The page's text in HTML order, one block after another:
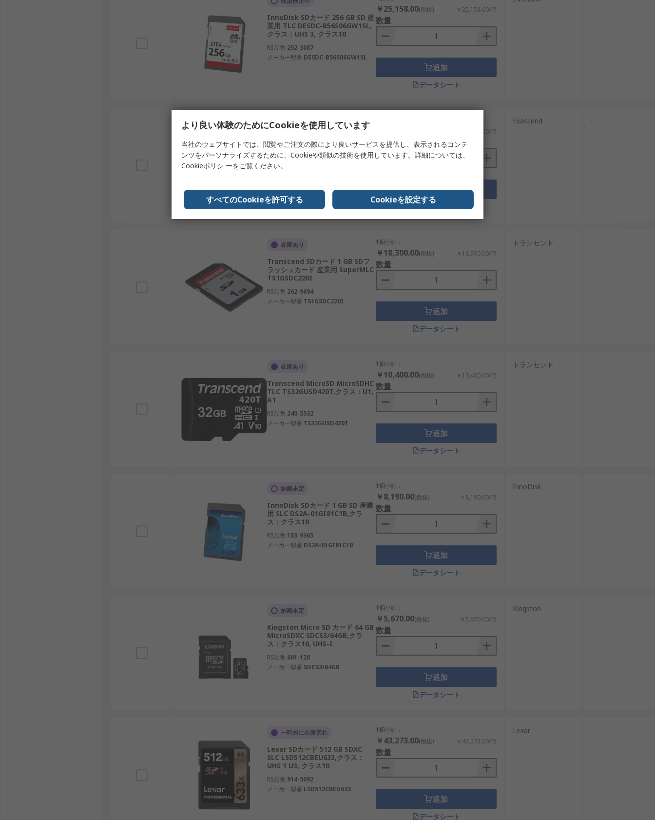
デジタルカメラ：標準SDカードは家庭用からプロフェッショナル用途まで幅広く使用されます。
スマートフォン・IoT機器：マイクロSDカードはIoTデバイスやAI搭載機器でのデータ記録に利用されます。
再生可能エネルギー設備：産業用SDカードは太陽光発電や風力発電の監視データ保存に活用されます。
交通インフラ：鉄道の監視カメラや自動改札機で使用され、日本の安全な交通運用を支えます。
Transcend：幅広い製品ラインナップを展開する台湾のメーカーです。
ATP：産業用高耐久メモリカードを提供しています。
Lexar：プロフェッショナル向けの高性能SDカードを展開しています。
Samsung：韓国の大手メーカーで、家庭用から産業用まで幅広く製品を提供しています。
SDカードは、私たちの生活や産業を支える重要なデータ保存媒体です。特に日本市場においては、半導体産業や再生可能エネルギー、交通システム、IoTの拡
大により、その需要が今後さらに増加していくと考えられます。適切なカードを選択し利用することで、安全で効率的なデータ管理が実現できます。
SDカード・マイクロSDカード用RSコンポーネントのご紹介
RSは、日本全国で使用されるSDカードの世界的なサプライヤーとして認知されています。当社は、日本の高い性能・信頼性基準を満たすマイクロSDカードを提
供しており、産業用途から革新的なプロジェクトまで対応する幅広いSDカード・マイクロSDカードを卸売価格で取り扱っています。おすすめ品や交換部品も低
InnoDisk SDカード 256 GB SD 産
業用 TLC DESDC-B56S06GW1SL,
クラス：UHS 3, クラス10
RS品番 252-3087
メーカー型番 DESDC-B56S06GW1SL
￥25,158.00(税抜) ￥25,158.00/個
数量
追加
データシート
納期未定
Exascend SDカード 512 GB SDXC
EX512GSDU1,クラス：クラス10
RS品番
メーカー型番
￥13,659.00/個
数量
追加
データシート
Exascend -
在庫あり
Transcend SDカード 1 GB SDフ
ラッシュカード 産業用 SuperMLC
TS1GSDC220I
RS品番 262-9694
メーカー型番 TS1GSDC220I
1個小計：
￥18,300.00(税抜) ￥18,300.00/個
数量
追加
データシート
トランセンド -
在庫あり
Transcend MicroSD MicroSDHC
TLC TS32GUSD420T,クラス：U1,
A1
RS品番 240-5532
メーカー型番 TS32GUSD420T
1個小計：
￥10,400.00(税抜) ￥10,400.00/個
数量
追加
データシート
トランセンド -
納期未定
InnoDisk SDカード 1 GB SD 産業
用 SLC DS2A-01GI81C1B,クラ
ス：クラス10
RS品番 183-9365
メーカー型番 DS2A-01GI81C1B
1個小計：
￥8,190.00(税抜) ￥8,190.00/個
数量
追加
データシート
InnoDisk -
納期未定
Kingston Micro SD カード 64 GB
MicroSDXC SDCS3/64GB,クラ
ス：クラス10, UHS-I
RS品番 661-128
メーカー型番 SDCS3/64GB
1個小計：
￥5,670.00(税抜) ￥5,670.00/個
数量
追加
データシート
Kingston -
一時的に在庫切れ
Lexar SDカード 512 GB SDXC
SLC LSD512CBEU633,クラス：
UHS 1 U3, クラス10
RS品番 914-5092
メーカー型番 LSD512CBEU633
1個小計：
￥43,273.00(税抜) ￥43,273.00/個
数量
追加
データシート
Lexar -
より良い体験のためにCookieを使用しています
当社のウェブサイトでは、閲覧やご注文の際により良いサービスを提供し、表示されるコンテ
ンツをパーソナライズするために、Cookieや類似の技術を使用しています。詳細については、
Cookieポリシ ーをご覧ください。
すべてのCookieを許可する Cookieを設定する